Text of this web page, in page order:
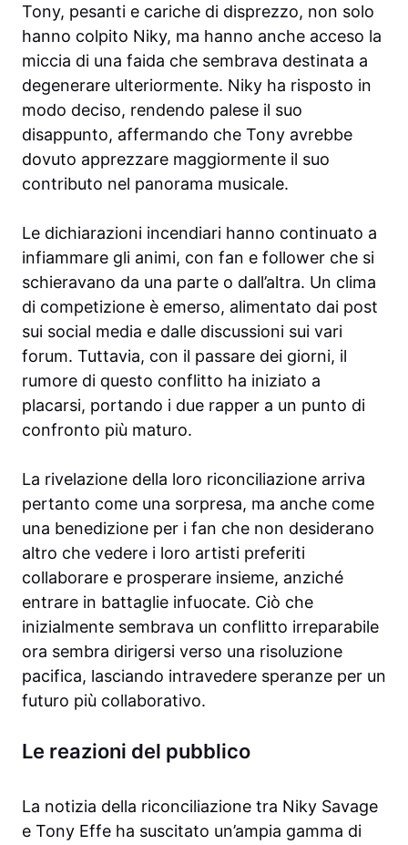
Tony, pesanti e cariche di disprezzo, non solo
hanno colpito Niky, ma hanno anche acceso la
miccia di una faida che sembrava destinata a
degenerare ulteriormente. Niky ha risposto in
modo deciso, rendendo palese il suo
disappunto, affermando che Tony avrebbe
dovuto apprezzare maggiormente il suo
contributo nel panorama musicale.
Le dichiarazioni incendiari hanno continuato a
infiammare gli animi, con fan e follower che si
schieravano da una parte o dall’altra. Un clima
di competizione è emerso, alimentato dai post
sui social media e dalle discussioni sui vari
forum. Tuttavia, con il passare dei giorni, il
rumore di questo conflitto ha iniziato a
placarsi, portando i due rapper a un punto di
confronto più maturo.
La rivelazione della loro riconciliazione arriva
pertanto come una sorpresa, ma anche come
una benedizione per i fan che non desiderano
altro che vedere i loro artisti preferiti
collaborare e prosperare insieme, anziché
entrare in battaglie infuocate. Ciò che
inizialmente sembrava un conflitto irreparabile
ora sembra dirigersi verso una risoluzione
pacifica, lasciando intravedere speranze per un
futuro più collaborativo.
Le reazioni del pubblico
La notizia della riconciliazione tra Niky Savage
e Tony Effe ha suscitato un’ampia gamma di